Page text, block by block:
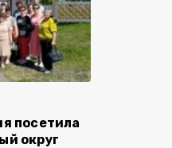
посетила
округ